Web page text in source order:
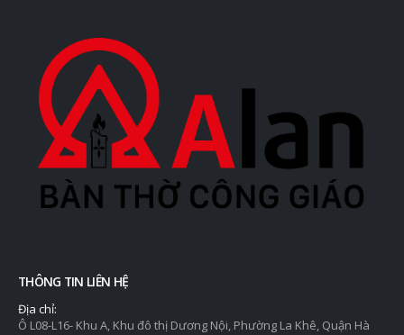
THÔNG TIN LIÊN HỆ
Địa chỉ:
Ô L08-L16- Khu A, Khu đô thị Dương Nội, Phường La Khê, Quận Hà